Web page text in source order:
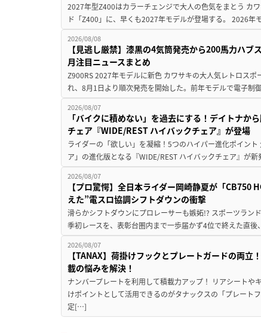
2027年型Z400はカラーチェンジで大人の色気をまとう カ
ド「Z400」に、早くも2027年モデルが登場する。 2026
2026/08/08
【見逃し厳禁】漆黒の4気筒発売から200馬力ハ
月注目ニュースまとめ
Z900RS 2027年モデルに新色 カワサキの大人気レトロス
れ、8月1日より順次発売を開始した。前年モデルで電子
2026/08/07
「バイクに積めない」を過去にする！デイトナか
チェア『WIDE/REST ハイバックチェア』が登場
ライダーの「欲しい」を凝縮！5つのハイパー進化ポイン
ア」の進化版となる『WIDE/REST ハイバックチェア』が
2026/08/07
【プロ驚愕】全日本ライダー岡崎静夏が「
えた”電スロ協調シフトダウンの衝撃
滑らかシフトダウンにプロレーサーも嫉妬!? スポーツラン
季初レースを、表彰台圏内まで一歩届かず4位で終えた直
2026/08/07
【TANAX】荷掛けフックとプレートガードの両
載の悩みを解決！
ナンバープレートを利用して積載力アップ！ リアシートや
けポイントとして活用できるのがタナックスの「プレート
定[…]